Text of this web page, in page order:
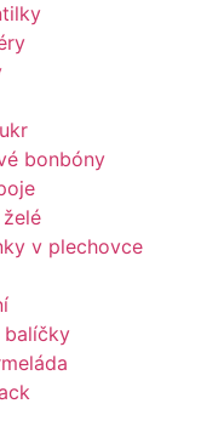
bonbóny
v plechovce
balíčky